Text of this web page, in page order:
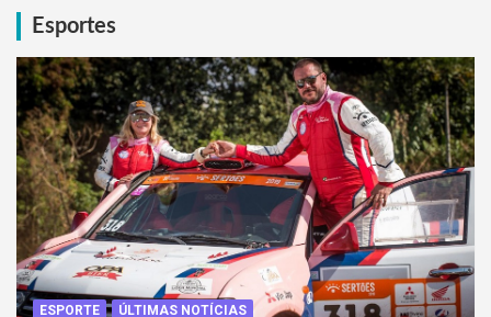
Esportes
ESPORTE ÚLTIMAS NOTÍCIAS